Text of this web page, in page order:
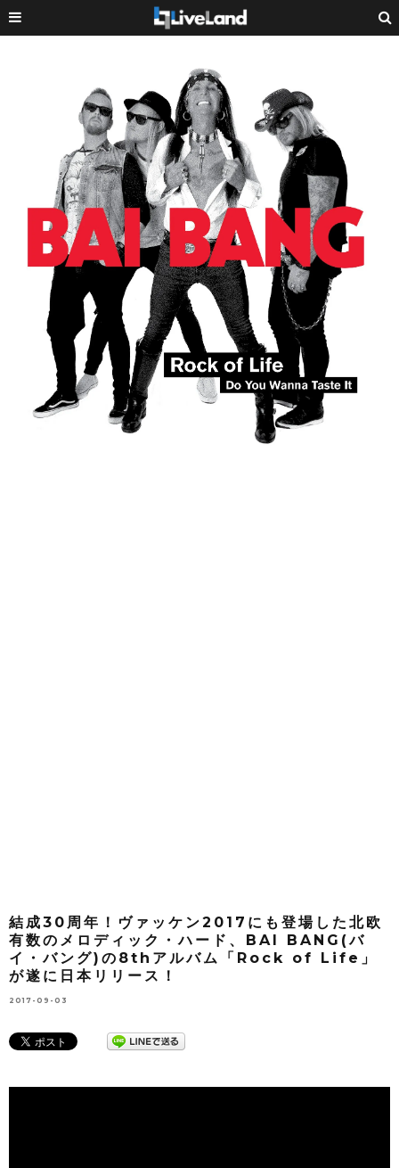
結成30周年！ヴァッケン2017にも登場した北欧
有数のメロディック・ハード、BAI BANG(バ
イ・バング)の8thアルバム「Rock of Life」
が遂に日本リリース！
2017-09-03